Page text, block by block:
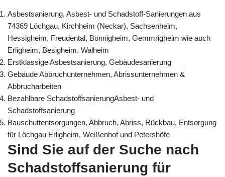
Asbestsanierung, Asbest- und Schadstoff-Sanierungen aus
74369 Löchgau, Kirchheim (Neckar), Sachsenheim,
Hessigheim, Freudental, Bönnigheim, Gemmrigheim wie auch
Erligheim, Besigheim, Walheim
Erstklassige Asbestsanierung, Gebäudesanierung
Gebäude Abbruchunternehmen, Abrissunternehmen &
Abbrucharbeiten
Bezahlbare SchadstoffsanierungAsbest- und
Schadstoffsanierung
Bauschuttentsorgungen, Abbruch, Abriss, Rückbau, Entsorgung
für Löchgau Erligheim, Weißenhof und Petershöfe
Sind Sie auf der Suche nach
Schadstoffsanierung für